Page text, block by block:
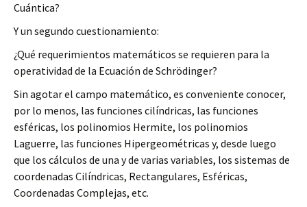
Cuántica?
Y un segundo cuestionamiento:
¿Qué requerimientos matemáticos se requieren para la
operatividad de la Ecuación de Schrödinger?
Sin agotar el campo matemático, es conveniente conocer,
por lo menos, las funciones cilíndricas, las funciones
esféricas, los polinomios Hermite, los polinomios
Laguerre, las funciones Hipergeométricas y, desde luego
que los cálculos de una y de varias variables, los sistemas de
coordenadas Cilíndricas, Rectangulares, Esféricas,
Coordenadas Complejas, etc.